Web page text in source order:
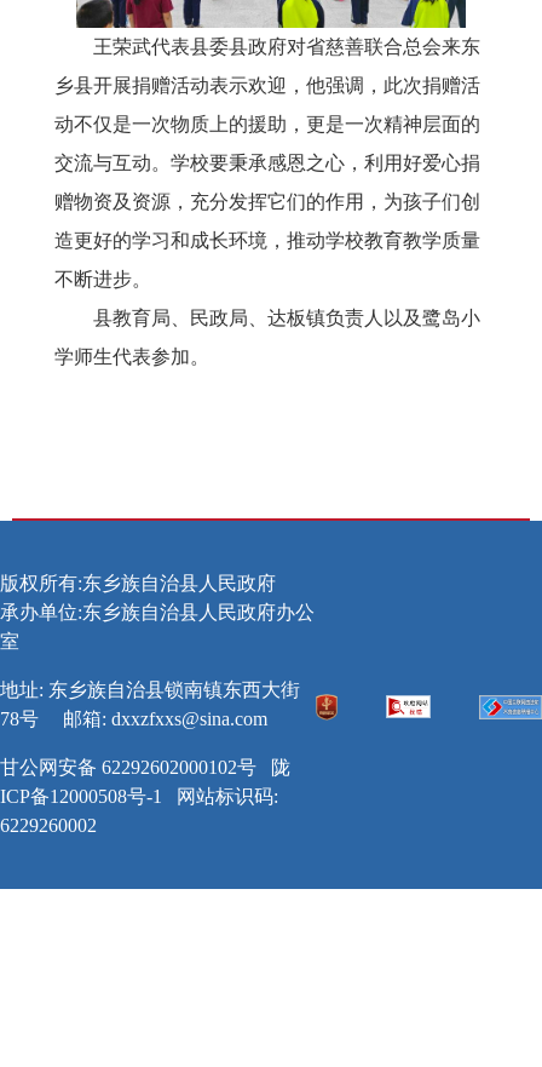
王荣武代表县委县政府对省慈善联合总会来东
乡县开展捐赠活动表示欢迎，他强调，此次捐赠活
动不仅是一次物质上的援助，更是一次精神层面的
交流与互动。学校要秉承感恩之心，利用好爱心捐
赠物资及资源，充分发挥它们的作用，为孩子们创
造更好的学习和成长环境，推动学校教育教学质量
不断进步。
县教育局、民政局、达板镇负责人以及鹭岛小
学师生代表参加。
版权所有:东乡族自治县人民政府
承办单位:东乡族自治县人民政府办公
室
地址: 东乡族自治县锁南镇东西大街
78号
邮箱: dxxzfxxs@sina.com
甘公网安备 62292602000102号
陇
ICP备12000508号-1
网站标识码:
6229260002